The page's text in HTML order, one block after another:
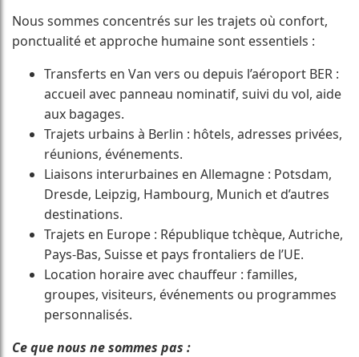
Nous sommes concentrés sur les trajets où confort,
ponctualité et approche humaine sont essentiels :
Transferts en Van vers ou depuis l’aéroport BER :
accueil avec panneau nominatif, suivi du vol, aide
aux bagages.
Trajets urbains à Berlin : hôtels, adresses privées,
réunions, événements.
Liaisons interurbaines en Allemagne : Potsdam,
Dresde, Leipzig, Hambourg, Munich et d’autres
destinations.
Trajets en Europe : République tchèque, Autriche,
Pays-Bas, Suisse et pays frontaliers de l’UE.
Location horaire avec chauffeur : familles,
groupes, visiteurs, événements ou programmes
personnalisés.
Ce que nous ne sommes pas :